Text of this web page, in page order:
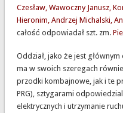
Czesław, Wawoczny Janusz,
Hieronim, Andrzej Michalski,
całość odpowiadał szt. zm.
Oddział, jako że jest
ma w swoich szeregach
przodki kombajnowe, jak i te
PRG), sztygarami
elektrycznych i utrzymanie